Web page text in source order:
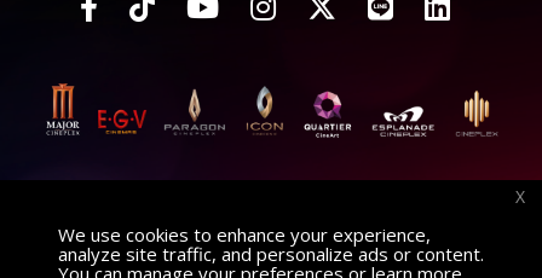
We use cookies to enhance your experience,
analyze site traffic, and personalize ads or content.
X